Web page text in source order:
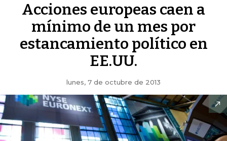
Acciones europeas caen a
mínimo de un mes por
estancamiento político en
EE.UU.
lunes, 7 de octubre de 2013